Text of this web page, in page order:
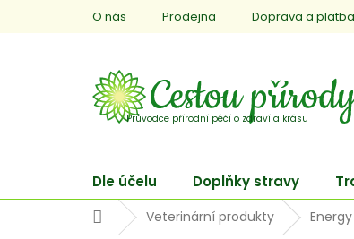
O nás Prodejna Doprava a platba
Dle účelu Doplňky stravy
DomůVeterinární produkty